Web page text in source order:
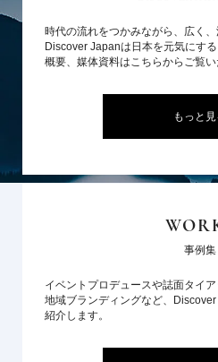
時代の流れをつかみながら、広く、
Discover Japanは日本を元気にす
概要、媒体資料はこちらからご覧い
もっと見
事例集
イベントプロデュースや誌面タイ
地域ブランディングなど、
紹介します。